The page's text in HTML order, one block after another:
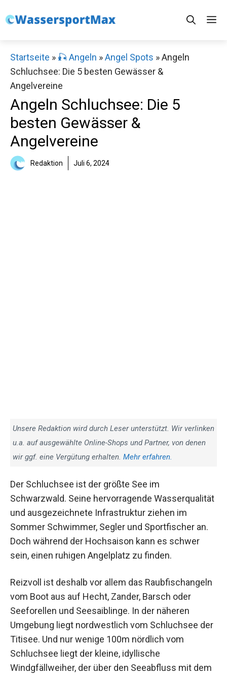
Inhalt
Startseite » 🎣 Angeln »Angel Spots »Angeln
Schluchsee: Die 5 besten Gewässer &
Angelvereine
Angeln Schluchsee: Die 5
besten Gewässer &
Angelvereine
Redaktion Juli 6, 2024
Unsere Redaktion wird durch Leser unterstützt. Wir verlinken
u.a. auf ausgewählte Online-Shops und Partner, von denen
wir ggf. eine Vergütung erhalten. Mehr erfahren.
Der Schluchsee ist der größte See im
Schwarzwald. Seine hervorragende Wasserqualität
und ausgezeichnete Infrastruktur ziehen im
Sommer Schwimmer, Segler und Sportfischer an.
Doch während der Hochsaison kann es schwer
sein, einen ruhigen Angelplatz zu finden.
Reizvoll ist deshalb vor allem das Raubfischangeln
vom Boot aus auf Hecht, Zander, Barsch oder
Seeforellen und Seesaiblinge. In der näheren
Umgebung liegt nordwestlich vom Schluchsee der
Titisee. Und nur wenige 100m nördlich vom
Schluchsee liegt der kleine, idyllische
Windgfällweiher, der über den Seeabfluss mit dem